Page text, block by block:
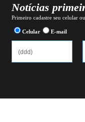
Notícias
Primeiro cadastre seu celular
Celular E-mail